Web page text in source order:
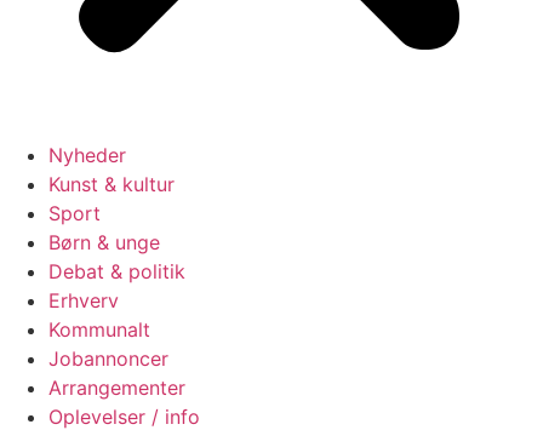
Nyheder
Kunst & kultur
Sport
Børn & unge
Debat & politik
Erhverv
Kommunalt
Jobannoncer
Arrangementer
Oplevelser / info